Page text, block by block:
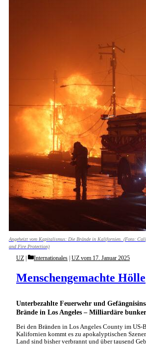
Angeheizt vom Kapitalismus: Die Brände in Kalifornien. (Foto:
and Fire Protection)
Unterbezahlte Feuerwehr und
Brände in Los Angeles – Milliardäre
Menschengemachte Hölle
UZ Categories
Internationales | UZ vom 17. Januar 2025
Bei den Bränden in Los Angeles County im US-
Kalifornien kommt es zu apokalyptischen
Land sind bisher verbrannt und über tausend